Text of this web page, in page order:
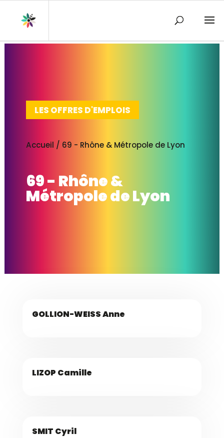
LES OFFRES D'EMPLOIS
Accueil / 69 - Rhône & Métropole de Lyon
69 - Rhône &
Métropole de Lyon
GOLLION-WEISS Anne
LIZOP Camille
SMIT Cyril